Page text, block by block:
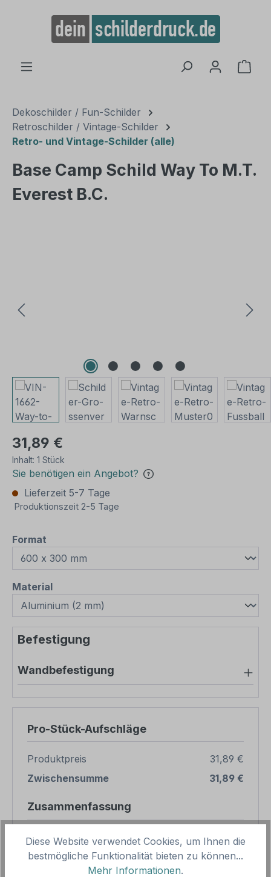
springen
Dekoschilder / Fun-Schilder
Retroschilder / Vintage-Schilder
Retro- und Vintage-Schilder (alle)
Base Camp Schild Way To M.T.
Everest B.C.
31,89 €
Inhalt: 1 Stück
Sie benötigen ein Angebot?
Lieferzeit 5-7 Tage
Produktionszeit 2-5 Tage
Format
Materialauswählen
Befestigung
Wandbefestigung
Pro-Stück-Aufschläge
Produktpreis
31,89 €
Zwischensumme
31,89 €
Zusammenfassung
Gesamtpreis
31,89 €
Preise inkl. MwSt. zzgl. Versandkosten
Aufgrund von Neuberechnungen im Warenkorb sind
Diese Website verwendet Cookies, um Ihnen die
bestmögliche Funktionalität bieten zu können...
Mehr Informationen.